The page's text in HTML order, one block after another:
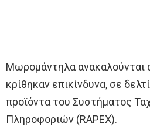
Μωρομάντηλα ανακαλούνται
κρίθηκαν επικίνδυνα, σε
προϊόντα του Συστήµατος
Πληροφοριών (RAPEX).